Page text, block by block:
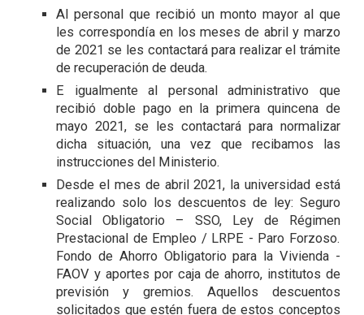
Al personal que recibió un monto mayor al que
les correspondía en los meses de abril y marzo
de 2021 se les contactará para realizar el trámite
de recuperación de deuda.
E igualmente al personal administrativo que
recibió doble pago en la primera quincena de
mayo 2021, se les contactará para normalizar
dicha situación, una vez que recibamos las
instrucciones del Ministerio.
Desde el mes de abril 2021, la universidad está
realizando solo los descuentos de ley: Seguro
Social Obligatorio – SSO, Ley de Régimen
Prestacional de Empleo / LRPE - Paro Forzoso.
Fondo de Ahorro Obligatorio para la Vivienda -
FAOV y aportes por caja de ahorro, institutos de
previsión y gremios. Aquellos descuentos
solicitados que estén fuera de estos conceptos